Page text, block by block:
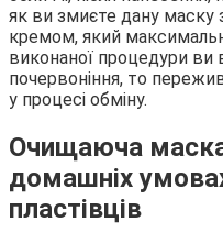
як ви змиєте дану маску
кремом, який
виконаної процедури ви
почервоніння, то
у процесі обміну.
Очищаюча
домашніх
пластівців